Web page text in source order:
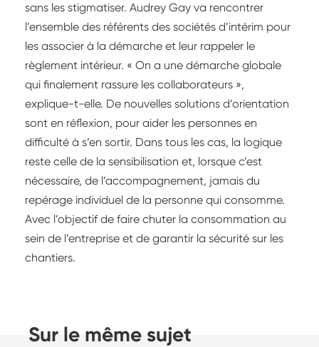
sans les stigmatiser. Audrey Gay va rencontrer
l’ensemble des référents des sociétés d’intérim pour
les associer à la démarche et leur rappeler le
règlement intérieur. « On a une démarche globale
qui finalement rassure les collaborateurs »,
explique-t-elle. De nouvelles solutions d’orientation
sont en réflexion, pour aider les personnes en
difficulté à s’en sortir. Dans tous les cas, la logique
reste celle de la sensibilisation et, lorsque c’est
nécessaire, de l’accompagnement, jamais du
repérage individuel de la personne qui consomme.
Avec l’objectif de faire chuter la consommation au
sein de l’entreprise et de garantir la sécurité sur les
chantiers.
Sur le même sujet